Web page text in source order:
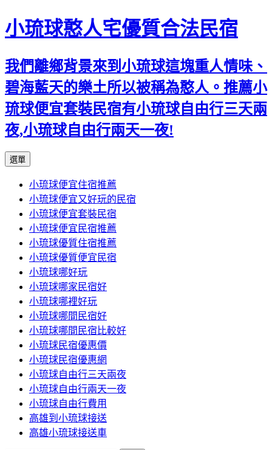
小琉球憨人宅優質合法民宿
我們離鄉背景來到小琉球這塊重人情味、
碧海藍天的樂土所以被稱為憨人。推薦小
琉球便宜套裝民宿有小琉球自由行三天兩
夜,小琉球自由行兩天一夜!
選單
主
要
內
容
小琉球便宜住宿推薦
小琉球便宜又好玩的民宿
小琉球便宜套裝民宿
小琉球便宜民宿推薦
小琉球優質住宿推薦
小琉球優質便宜民宿
小琉球哪好玩
小琉球哪家民宿好
小琉球哪裡好玩
小琉球哪間民宿好
小琉球哪間民宿比較好
小琉球民宿優惠價
小琉球民宿優惠網
小琉球自由行三天兩夜
小琉球自由行兩天一夜
小琉球自由行費用
高雄到小琉球接送
高雄小琉球接送車